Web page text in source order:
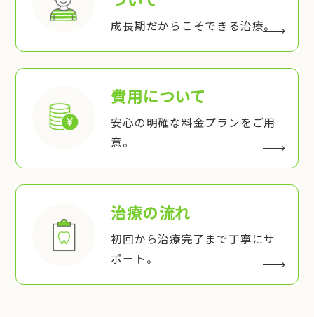
成長期だからこそできる治療。
費用について
安心の明確な料金プランをご用
意。
治療の流れ
初回から治療完了まで丁寧にサ
ポート。